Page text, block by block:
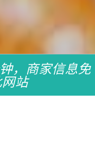
，商家信息免
站